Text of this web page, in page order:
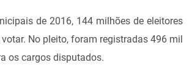
de 2016, 144 milhões de eleitores
No pleito, foram registradas 496 mil
os cargos disputados.